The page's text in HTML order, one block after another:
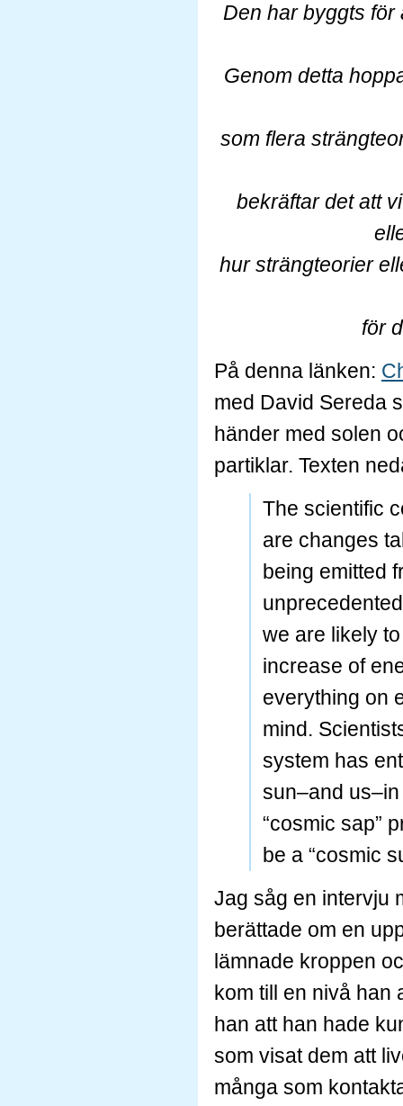
Den har byggts för
Genom detta
som flera
bekräftar det att
hur strängteorier
för
På denna länken:
med David Sereda
händer med solen
partiklar. Texten
The scientific
are changes
being emitted
we are likely
increase of
everything on
mind.
system has
sun–and
“cosmic sap”
be a “cosmic
Jag såg en intervju
berättade om en
lämnade kroppen
kom till en nivå han
han att han hade
som visat dem att
många som